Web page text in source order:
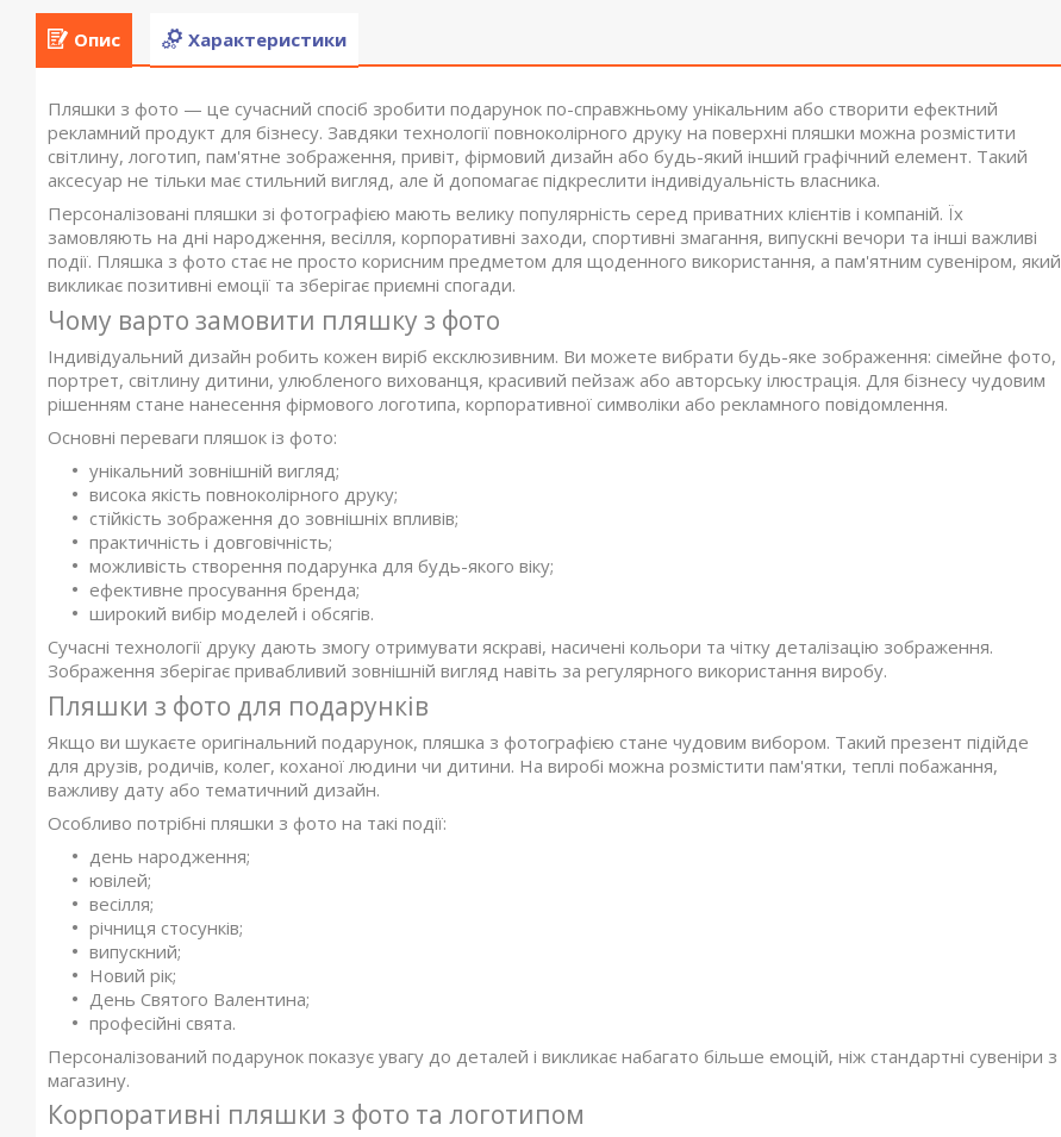
Опис Характеристики
Пляшки з фото — це сучасний спосіб зробити подарунок по-справжньому унікальним або створити ефектний
рекламний продукт для бізнесу. Завдяки технології повноколірного друку на поверхні пляшки можна розмістити
світлину, логотип, пам'ятне зображення, привіт, фірмовий дизайн або будь-який інший графічний елемент. Такий
аксесуар не тільки має стильний вигляд, але й допомагає підкреслити індивідуальність власника.
Персоналізовані пляшки зі фотографією мають велику популярність серед приватних клієнтів і компаній. Їх
замовляють на дні народження, весілля, корпоративні заходи, спортивні змагання, випускні вечори та інші важливі
події. Пляшка з фото стає не просто корисним предметом для щоденного використання, а пам'ятним сувеніром, який
викликає позитивні емоції та зберігає приємні спогади.
Чому варто замовити пляшку з фото
Індивідуальний дизайн робить кожен виріб ексклюзивним. Ви можете вибрати будь-яке зображення: сімейне фото,
портрет, світлину дитини, улюбленого вихованця, красивий пейзаж або авторську ілюстрація. Для бізнесу чудовим
рішенням стане нанесення фірмового логотипа, корпоративної символіки або рекламного повідомлення.
Основні переваги пляшок із фото:
унікальний зовнішній вигляд;
висока якість повноколірного друку;
стійкість зображення до зовнішніх впливів;
практичність і довговічність;
можливість створення подарунка для будь-якого віку;
ефективне просування бренда;
широкий вибір моделей і обсягів.
Сучасні технології друку дають змогу отримувати яскраві, насичені кольори та чітку деталізацію зображення.
Зображення зберігає привабливий зовнішній вигляд навіть за регулярного використання виробу.
Пляшки з фото для подарунків
Якщо ви шукаєте оригінальний подарунок, пляшка з фотографією стане чудовим вибором. Такий презент підійде
для друзів, родичів, колег, коханої людини чи дитини. На виробі можна розмістити пам'ятки, теплі побажання,
важливу дату або тематичний дизайн.
Особливо потрібні пляшки з фото на такі події:
день народження;
ювілей;
весілля;
річниця стосунків;
випускний;
Новий рік;
День Святого Валентина;
професійні свята.
Персоналізований подарунок показує увагу до деталей і викликає набагато більше емоцій, ніж стандартні сувеніри з
магазину.
Корпоративні пляшки з фото та логотипом